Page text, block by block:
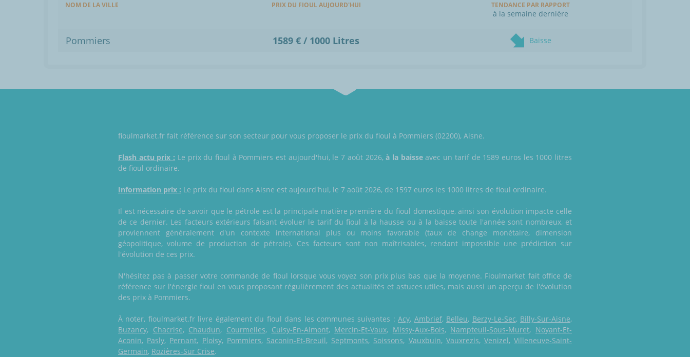
NOM DE LA VILLE PRIX DU FIOUL AUJOURD'HUI TENDANCE PAR RAPPORT
à la semaine dernière
Pommiers 1589 € / 1000 Litres Baisse
fioulmarket.fr fait référence sur son secteur pour vous proposer le prix du fioul à Pommiers (02200), Aisne.
Flash actu prix : Le prix du fioul à Pommiers est aujourd'hui, le 7 août 2026,à la baisseavec un tarif de 1589 euros les 1000 litres
de fioul ordinaire.
Information prix : Le prix du fioul dans Aisne est aujourd'hui, le 7 août 2026, de 1597 euros les 1000 litres de fioul ordinaire.
Il est nécessaire de savoir que le pétrole est la principale matière première du fioul domestique, ainsi son évolution impacte celle
de ce dernier. Les facteurs extérieurs faisant évoluer le tarif du fioul à la hausse ou à la baisse toute l'année sont nombreux, et
proviennent généralement d'un contexte international plus ou moins favorable (taux de change monétaire, dimension
géopolitique, volume de production de pétrole). Ces facteurs sont non maîtrisables, rendant impossible une prédiction sur
l'évolution de ces prix.
N'hésitez pas à passer votre commande de fioul lorsque vous voyez son prix plus bas que la moyenne. Fioulmarket fait office de
référence sur l'énergie fioul en vous proposant régulièrement des actualités et astuces utiles, mais aussi un aperçu de l'évolution
des prix à Pommiers.
À noter, fioulmarket.fr livre également du fioul dans les communes suivantes :Acy, Ambrief, Belleu, Berzy-Le-Sec, Billy-Sur-Aisne,
Buzancy, Chacrise, Chaudun, Courmelles, Cuisy-En-Almont, Mercin-Et-Vaux, Missy-Aux-Bois, Nampteuil-Sous-Muret, Noyant-Et-
Aconin, Pasly, Pernant, Ploisy, Pommiers, Saconin-Et-Breuil, Septmonts, Soissons, Vauxbuin, Vauxrezis, Venizel,Villeneuve-Saint-
Germain, Rozières-Sur Crise.